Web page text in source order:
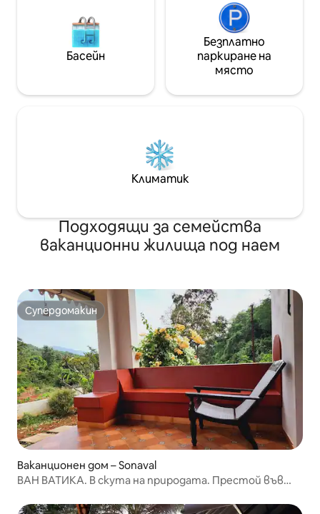
Басейн
Безплатно
паркиране на
място
Климатик
Подходящи за семейства
ваканционни жилища под наем
Супердомакин
Супердомакин
Ваканционен дом – Sonaval
ВАН ВАТИКА. В скута на природата. Престой във